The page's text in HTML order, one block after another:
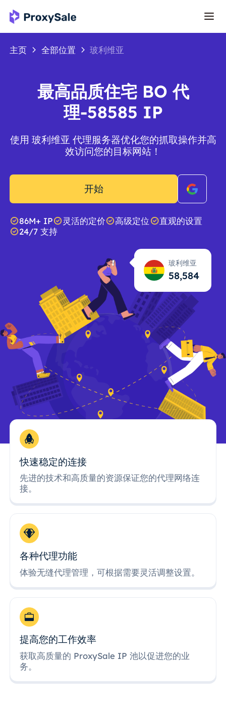
主页 全部位置 玻利维亚
最高品质住宅 BO 代
理-58585 IP
使用 玻利维亚 代理服务器优化您的抓取操作并高
效访问您的目标网站！
开始
86M+ IP 灵活的定价 高级定位
直观的设置
24/7 支持
玻利维亚
58,585
快速稳定的连接
先进的技术和高质量的资源保证您的代理网络连
接。
各种代理功能
体验无缝代理管理，可根据需要灵活调整设置。
提高您的工作效率
获取高质量的 ProxySale IP 池以促进您的业
务。